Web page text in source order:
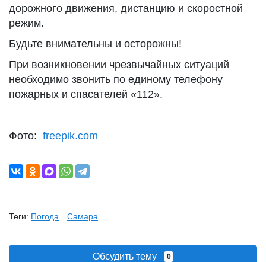
дорожного движения, дистанцию и скоростной
режим.
Будьте внимательны и осторожны!
При возникновении чрезвычайных ситуаций
необходимо звонить по единому телефону
пожарных и спасателей «112».
Фото: freepik.com
Теги: Погода Самара
Обсудить тему 0